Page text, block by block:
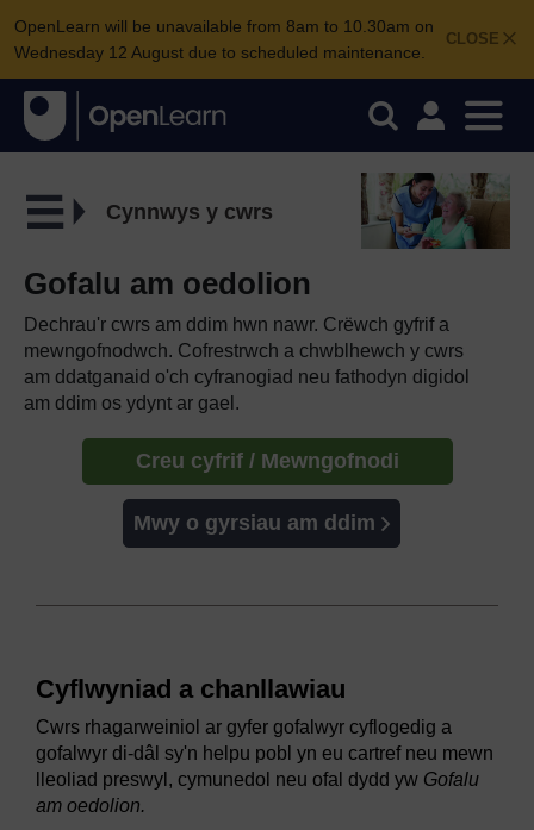
CLOSE
OpenLearn will be unavailable from 8am to 10.30am on
Wednesday 12 August due to scheduled maintenance.
Cynnwys y cwrs
Gofalu am oedolion
Dechrau'r cwrs am ddim hwn nawr. Crëwch gyfrif a
mewngofnodwch. Cofrestrwch a chwblhewch y cwrs
am ddatganaid o'ch cyfranogiad neu fathodyn digidol
am ddim os ydynt ar gael.
Creu cyfrif / Mewngofnodi
Mwy o gyrsiau am ddim
Cyflwyniad a chanllawiau
Cwrs rhagarweiniol ar gyfer gofalwyr cyflogedig a
gofalwyr di-dâl sy'n helpu pobl yn eu cartref neu mewn
lleoliad preswyl, cymunedol neu ofal dydd yw Gofalu
am oedolion.